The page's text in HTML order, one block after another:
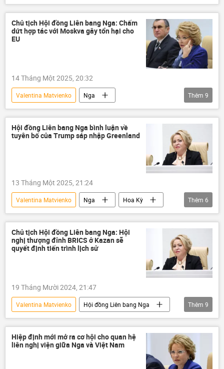
Nga
phương Tây
Ethiopia
Sputnik
Multimedia Video
Chủ tịch Hội đồng Liên bang Nga: Chấm
dứt hợp tác với Moskva gây tổn hại cho
EU
14 Tháng Một 2025, 20:32
Valentina Matvienko
Nga
Hội đồng Liên bang Nga
EU
Thế giới
Chính trị
thông tin
Châu Âu
hợp tác
Thêm 9
Hội đồng Liên bang Nga bình luận về
tuyên bố của Trump sáp nhập Greenland
13 Tháng Một 2025, 21:24
Valentina Matvienko Nga
Hoa Kỳ
Donald Trump
Hội đồng Liên bang Nga
Bắc Cực
Thế giới
thông tin
Greenland
Thêm 6
Chủ tịch Hội đồng Liên bang Nga: Hội
nghị thượng đỉnh BRICS ở Kazan sẽ
quyết định tiến trình lịch sử
19 Tháng Mười 2024, 21:47
Valentina Matvienko
Hội đồng Liên bang Nga
BRICS
Hội nghị thượng đỉnh BRICS tại Kazan 2024
Kazan
Nga
Thế giới
Thêm 9
Hiệp định mới mở ra cơ hội cho quan hệ
liên nghị viện giữa Nga và Việt Nam